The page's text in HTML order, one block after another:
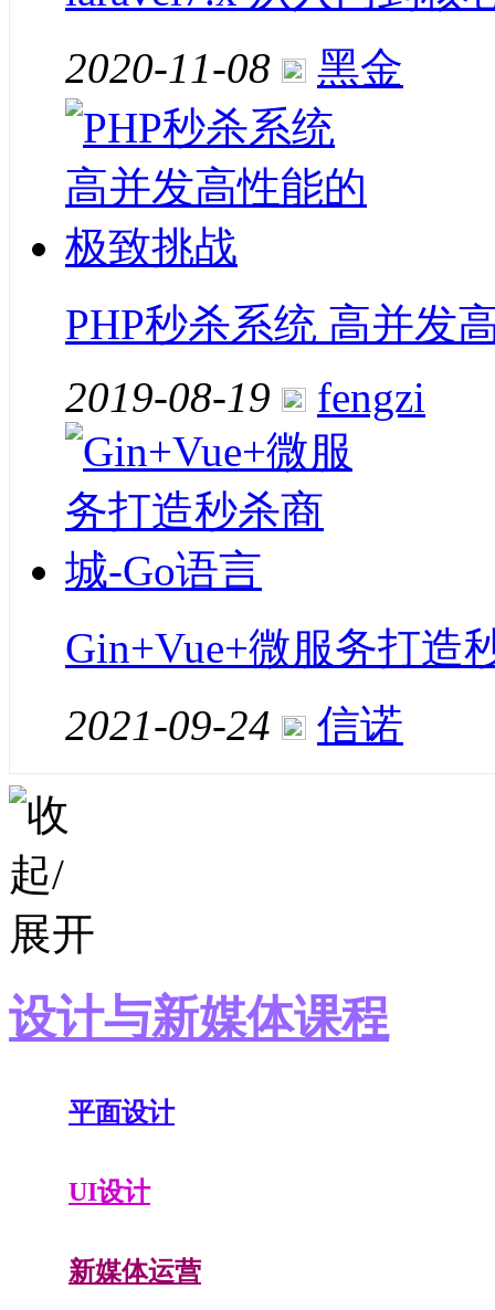
2020-11-08
黑金
PHP秒杀系统 高并发
2019-08-19
fengzi
Gin+Vue+微服务打造
2021-09-24
信诺
设计与新媒体课程
平面设计
UI设计
新媒体运营